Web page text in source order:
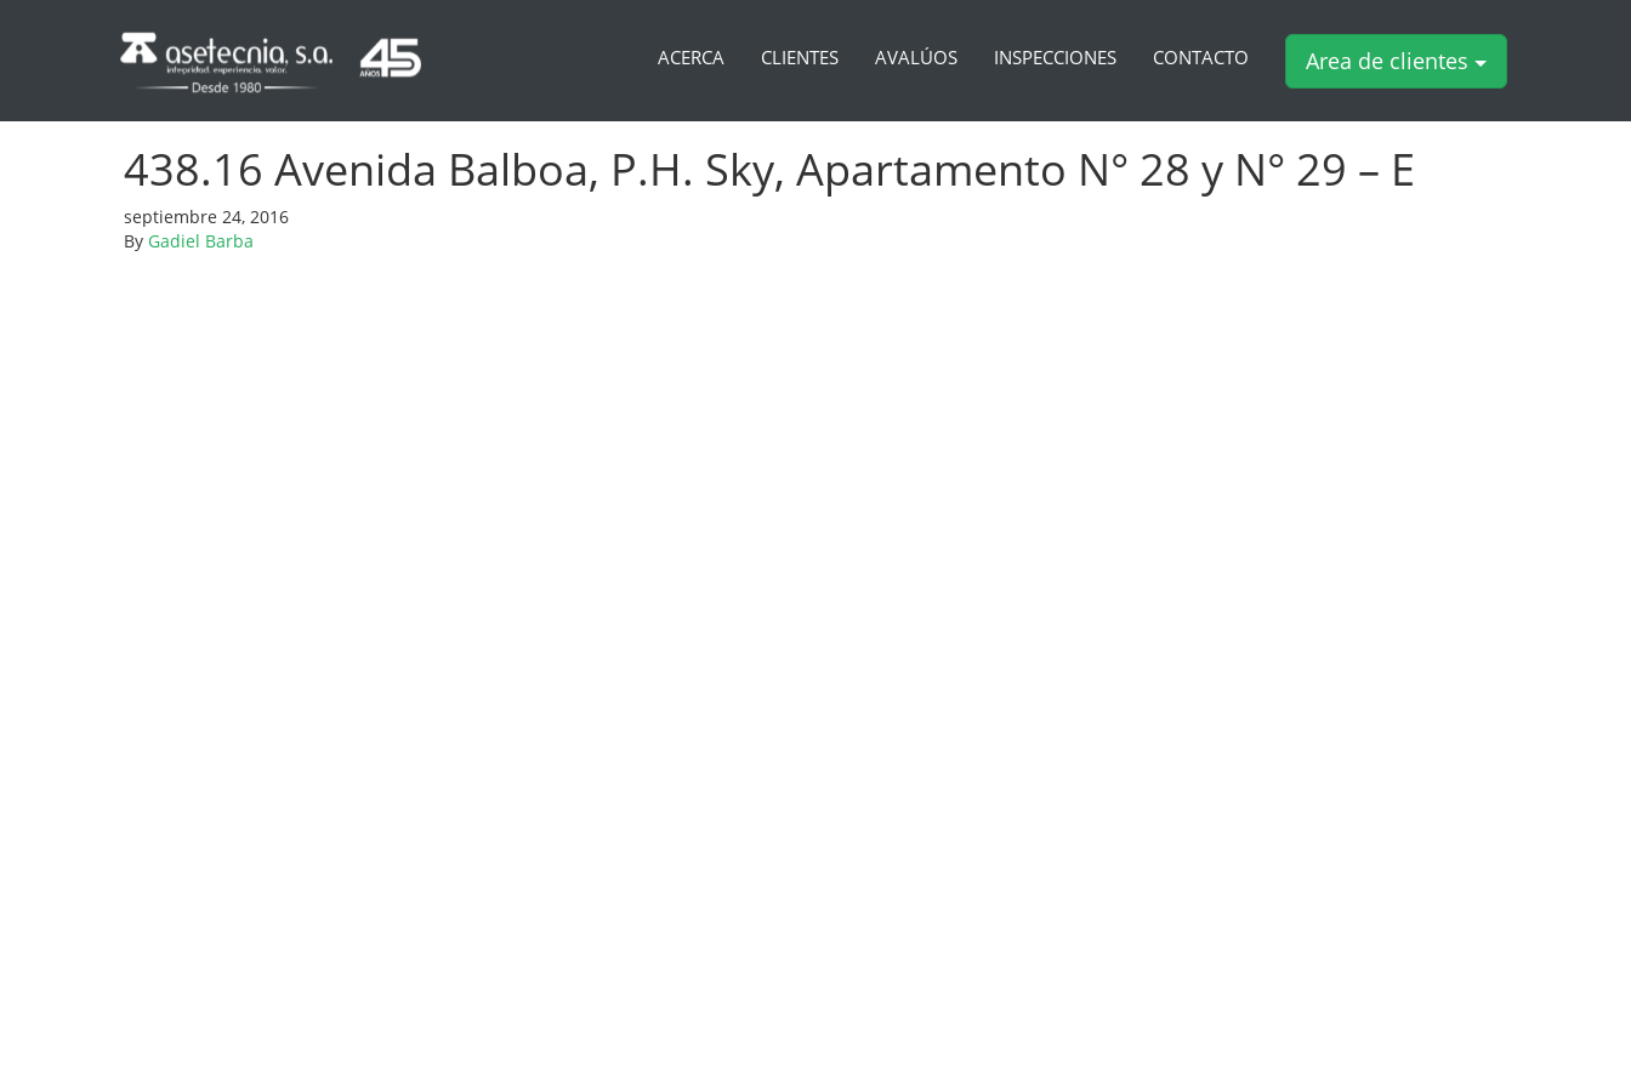
ACERCA CLIENTES AVALÚOS INSPECCIONES CONTACTO Area de clientes
438.16 Avenida Balboa, P.H. Sky, Apartamento N° 28 y N° 29 – E
septiembre 24, 2016
By Gadiel Barba